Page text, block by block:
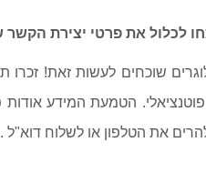
שוכחים לעשות זאת! זכרו
פוטנציאלי. הטמעת המידע
את הטלפון או לשלוח דוא"ל .